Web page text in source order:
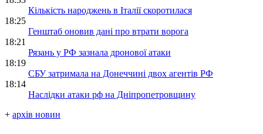
Кількість народжень в Італії скоротилася
18:25
Генштаб оновив дані про втрати ворога
18:21
Рязань у РФ зазнала дронової атаки
18:19
СБУ затримала на Донеччині двох агентів РФ
18:14
Наслідки атаки рф на Дніпропетровщину
+ архів новин